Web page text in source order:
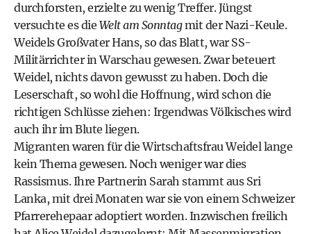
durchforsten, erzielte zu wenig Treffer. Jüngst
versuchte es die Welt am Sonntagmit der Nazi-Keule.
Weidels Großvater Hans, so das Blatt, war SS-
Militärrichter in Warschau gewesen. Zwar beteuert
Weidel, nichts davon gewusst zu haben. Doch die
Leserschaft, so wohl die Hoffnung, wird schon die
richtigen Schlüsse ziehen: Irgendwas Völkisches wird
auch ihr im Blute liegen.
Migranten waren für die Wirtschaftsfrau Weidel lange
kein Thema gewesen. Noch weniger war dies
Rassismus. Ihre Partnerin Sarah stammt aus Sri
Lanka, mit drei Monaten war sie von einem Schweizer
Pfarrerehepaar adoptiert worden. Inzwischen freilich